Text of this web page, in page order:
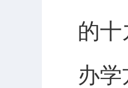
的
办